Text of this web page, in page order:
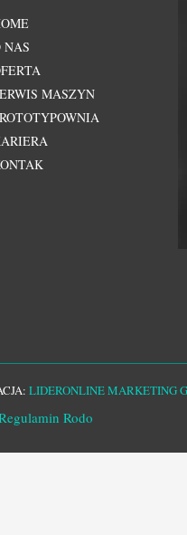
NAS
MASZYN
LIDERONLINE MARKETING
Rodo